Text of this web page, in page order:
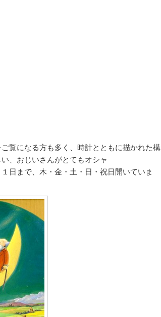
覧になる方も多く、時計とともに描かれた構
、おじいさんがとてもオシャ
日まで、木・金・土・日・祝日開いていま